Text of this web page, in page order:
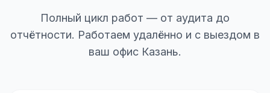
Полный цикл работ — от аудита до
отчётности. Работаем удалённо и с выездом в
ваш офис Казань.